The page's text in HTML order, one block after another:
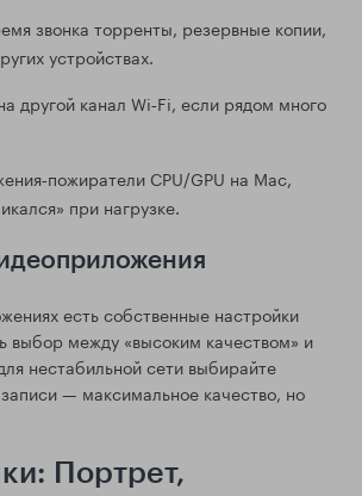
звонка торренты, резервные копии,
устройствах.
другой канал Wi‑Fi, если рядом много
CPU/GPU на Mac,
при нагрузке.
есть собственные настройки
выбор между «высоким качеством» и
нестабильной сети выбирайте
— максимальное качество, но
Портрет,